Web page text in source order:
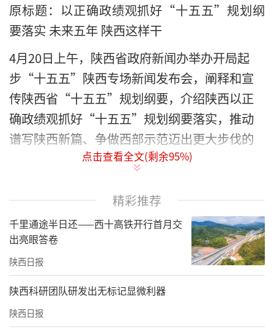
原标题：以正确政绩观抓好“十五五”规划纲
要落实 未来五年 陕西这样干
4月20日上午，陕西省政府新闻办举办开局起
步“十五五”陕西专场新闻发布会，阐释和宣
传陕西省“十五五”规划纲要，介绍陕西以正
确政绩观抓好“十五五”规划纲要落实，推动
谱写陕西新篇、争做西部示范迈出更大步伐的
相关情况，回答经济、科技、产业、民生、开
突出创新驱动、产业支撑，加快塑造竞争优势
“十四五”时期，陕西地区生产总值达到3.66
万亿元、净增1万亿元，人均生产总值居全国第
12位，综合实力迈上新台阶，为接续奋斗奠定
了坚实基础。
“十五五”时期是基本实现社会主义现代化夯
点击查看全文(剩余95%)
精彩推荐
千里通途半日还——西十高铁开行首月交
出亮眼答卷
陕西日报
陕西科研团队研发出无标记显微利器
陕西日报